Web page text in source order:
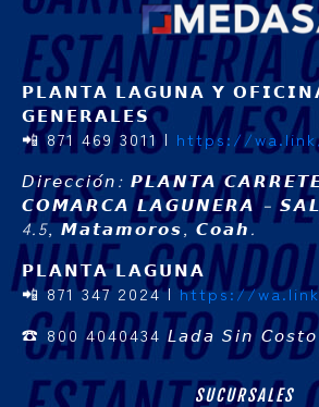
𝗣𝗟𝗔𝗡𝗧𝗔 𝗟𝗔𝗚𝗨𝗡𝗔 𝗬
𝗚𝗘𝗡𝗘𝗥𝗔𝗟𝗘𝗦
📲 871 469 3011 | https://
𝘋𝘪𝘳𝘦𝘤𝘤𝘪𝘰́𝘯: 𝙋𝙇𝘼𝙉𝙏𝘼
𝘾𝙊𝙈𝘼𝙍𝘾𝘼 𝙇𝘼𝙂𝙐𝙉𝙀𝙍𝘼 –
4.5, 𝙈𝙖𝙩𝙖𝙢𝙤𝙧𝙤𝙨, 𝘾𝙤𝙖𝙝.
𝗣𝗟𝗔𝗡𝗧𝗔 𝗟𝗔𝗚𝗨𝗡𝗔
📲 871 347 2024 |https://
☎ 800 4040434𝘓𝘢𝘥𝘢 𝘚𝘪𝘯 𝘊𝘰𝘴𝘵𝘰
SUCURSALES